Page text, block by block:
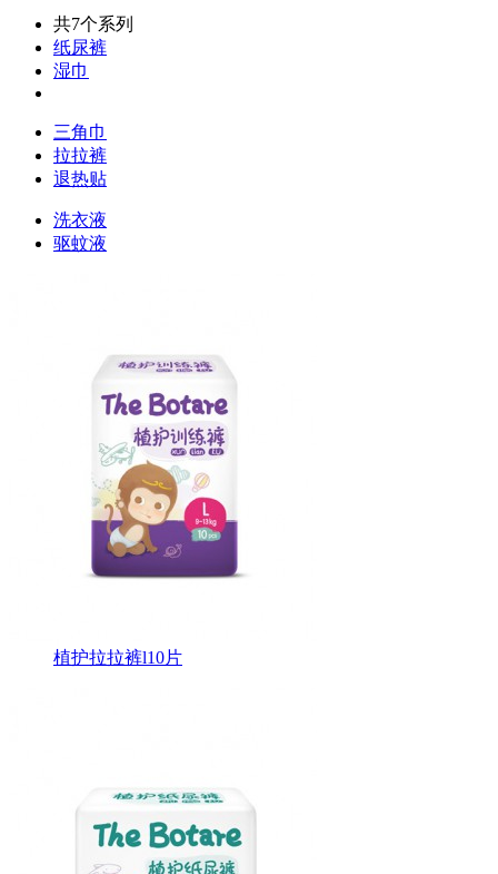
共7个系列
纸尿裤
湿巾
三角巾
拉拉裤
退热贴
洗衣液
驱蚊液
植护拉拉裤l10片